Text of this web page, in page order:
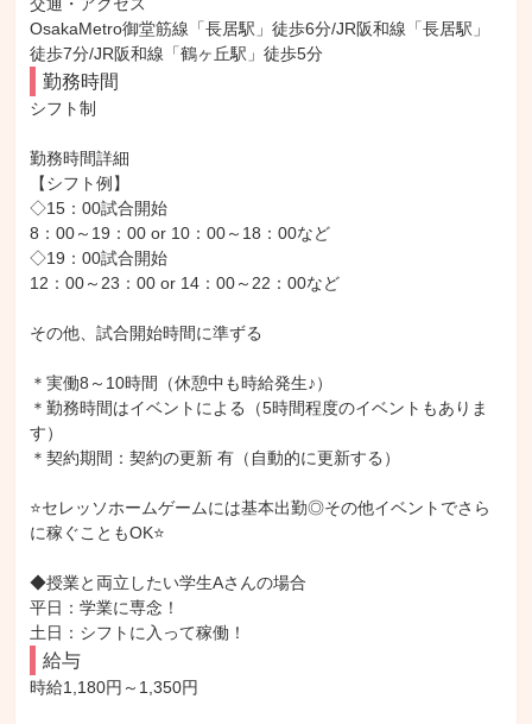
OsakaMetro御堂筋線「長居駅」徒歩6分/JR阪和線「長居駅」
徒歩7分/JR阪和線「鶴ヶ丘駅」徒歩5分
勤務時間
シフト制
勤務時間詳細
【シフト例】
◇15：00試合開始
8：00～19：00 or 10：00～18：00など
◇19：00試合開始
12：00～23：00 or 14：00～22：00など
その他、試合開始時間に準ずる
＊実働8～10時間（休憩中も時給発生♪）
＊勤務時間はイベントによる（5時間程度のイベントもありま
す）
＊契約期間：契約の更新 有（自動的に更新する）
⭐セレッソホームゲームには基本出勤◎その他イベントでさら
に稼ぐこともOK⭐
◆授業と両立したい学生Aさんの場合
平日：学業に専念！
土日：シフトに入って稼働！
給与
時給1,180円～1,350円